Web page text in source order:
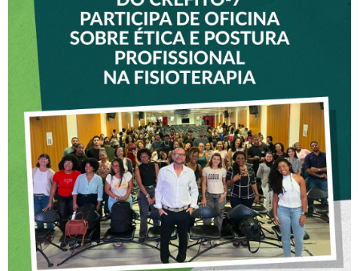
VICE-PRESIDENTE DO
CREFITO-7 PARTICIPA DE
OFICINA SOBRE ÉTICA E
POSTURA PROFISSIONAL
NA FISIOTERAPIA